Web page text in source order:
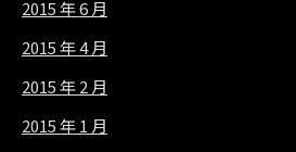
2015 年 6 月
2015 年 4 月
2015 年 2 月
2015 年 1 月